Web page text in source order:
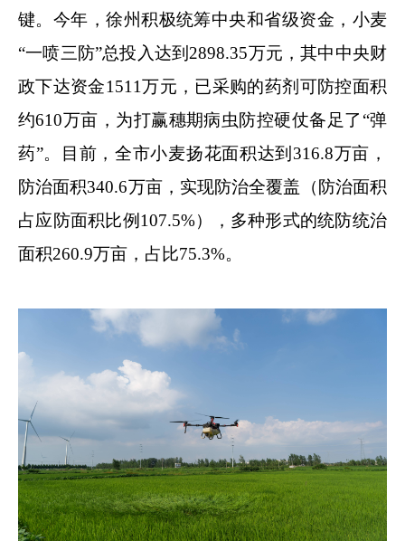
键。今年，徐州积极统筹中央和省级资金，小麦
“一喷三防”总投入达到2898.35万元，其中中央财
政下达资金1511万元，已采购的药剂可防控面积
约610万亩，为打赢穗期病虫防控硬仗备足了“弹
药”。目前，全市小麦扬花面积达到316.8万亩，
防治面积340.6万亩，实现防治全覆盖（防治面积
占应防面积比例107.5%），多种形式的统防统治
面积260.9万亩，占比75.3%。